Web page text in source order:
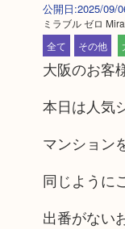
公開日:2025/09/
ミラブル ゼロ
全て
その他
大阪のお客
本日は人気
マンション
同じように
出番がない